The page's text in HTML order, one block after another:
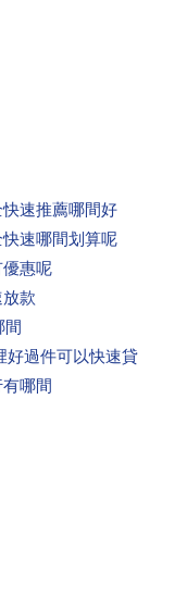
速推薦哪間好
速哪間划算呢
惠呢
款
間
好過件可以快速貸
哪間